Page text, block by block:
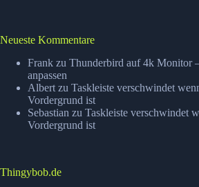
Neueste Kommentare
Frank zu Thunderbird auf 4k Monitor
anpassen
Albert zu Taskleiste verschwindet
Vordergrund ist
Sebastian zu Taskleiste verschwindet
Vordergrund ist
Thingybob.de